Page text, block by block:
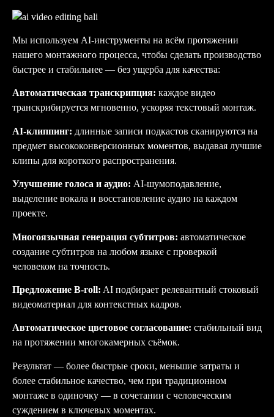
Мы используем AI-инструменты на всём протяжении
нашего монтажного процесса, чтобы сделать производство
быстрее и стабильнее — без ущерба для качества:
Автоматическая транскрипция: каждое видео
транскрибируется мгновенно, ускоряя текстовый монтаж.
AI-клиппинг: длинные записи подкастов сканируются на
предмет высококонверсионных моментов, выдавая лучшие
клипы для короткого распространения.
Улучшение голоса и аудио: AI-шумоподавление,
выделение вокала и восстановление аудио на каждом
проекте.
Многоязычная генерация субтитров: автоматическое
создание субтитров на любом языке с проверкой
человеком на точность.
Предложение B-roll: AI подбирает релевантный стоковый
видеоматериал для контекстных кадров.
Автоматическое цветовое согласование: стабильный вид
на протяжении многокамерных съёмок.
Результат — более быстрые сроки, меньшие затраты и
более стабильное качество, чем при традиционном
монтаже в одиночку — в сочетании с человеческим
суждением в ключевых моментах.